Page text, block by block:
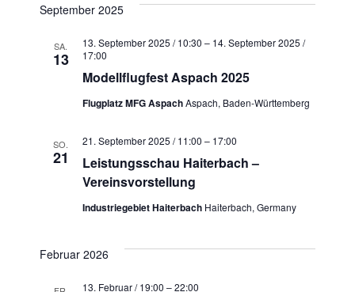
September 2025
SA.
13
Modellflugfest Aspach 2025
13. September 2025 / 10:30 – 14. September 2025 /
17:00
Flugplatz MFG AspachAspach, Baden-Württemberg
SO.
21
Leistungsschau Haiterbach –
Vereinsvorstellung
21. September 2025 / 11:00 – 17:00
Industriegebiet Haiterbach Haiterbach, Germany
Februar 2026
13. Februar / 19:00 –22:00